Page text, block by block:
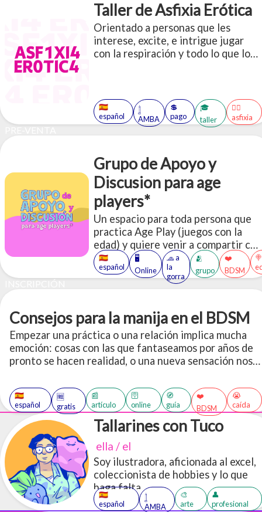
Taller de Asfixia Erótica
Orientado a personas que les
interese, excite, e intrigue jugar
con la respiración y todo lo que lo
🇪🇸
español
𓉶
AMBA
💲
pago
🎓
taller
😶‍🌫️
asfixia
PRE-VENTA
Grupo de Apoyo y
Discusion para age
players*
Un espacio para toda persona que
practica Age Play (juegos con la
edad) y quiere venir a compartir con
otres sobre estas vivencias.
🇪🇸
español
🖥️
Online
🧢 a
la
gorra
🫂
grupo
❤️
BDSM
INSCRIPCIÓN
Consejos para la manija en el BDSM
Empezar una práctica o una relación implica mucha
emoción: cosas con las que fantaseamos por años de
pronto se hacen realidad, o una nueva sensación nos
maquinando por semanas. Por esto quería dejar un
breve texto con ideas, cosas para pensar y tips de
cómo afrontarlo.
🇪🇸
español
🆓
gratis
📰
artículo
🛜
online
🧭
guía
❤️
BDSM
😭
caída
Tallarines con Tuco
ella / el
Soy ilustradora, aficionada al excel,
coleccionista de hobbies y lo que
haga falta
🇪🇸
español
𓉶
AMBA
🎨
arte
👤
profesional